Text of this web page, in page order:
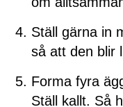
Ställ gärna in
så att den blir
Forma fyra
Ställ kallt. Så